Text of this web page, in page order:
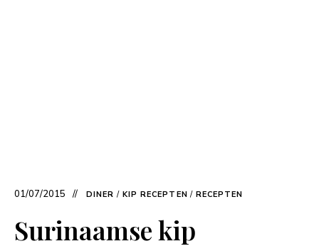
01/07/2015 DINER / KIP RECEPTEN / RECEPTEN
Surinaamse kip